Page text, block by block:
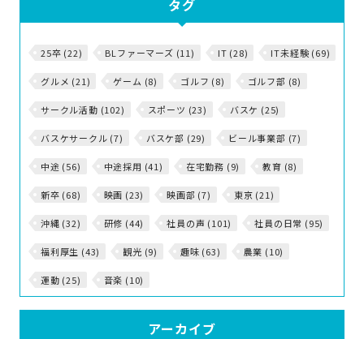
タグ
25卒 (22) BLファーマーズ (11) IT (28) IT未経験 (69)
グルメ (21) ゲーム (8) ゴルフ (8) ゴルフ部 (8)
サークル活動 (102) スポーツ (23) バスケ (25)
バスケサークル (7) バスケ部 (29) ビール事業部 (7)
中途 (56) 中途採用 (41) 在宅勤務 (9) 教育 (8)
新卒 (68) 映画 (23) 映画部 (7) 東京 (21)
沖縄 (32) 研修 (44) 社員の声 (101) 社員の日常 (95)
福利厚生 (43) 観光 (9) 趣味 (63) 農業 (10)
運動 (25) 音楽 (10)
アーカイブ